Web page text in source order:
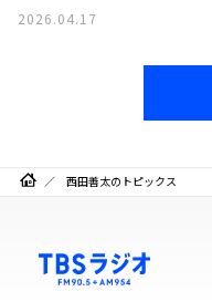
2026.04.17
西田善太のトピックス